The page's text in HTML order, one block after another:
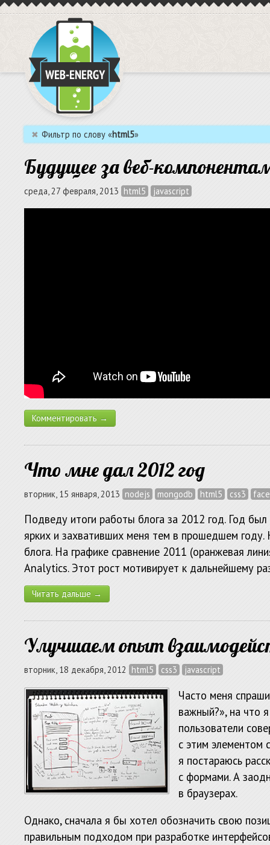
✖ Фильтр по слову «html5»
Будущее за веб-
среда, 27 февраля, 2013 html5 javascript
Комментировать →
Что мне дал 2012 год
вторник, 15 января, 2013 nodejs mongodb html5 css3
Подведу итоги работы блога за 2012 год. Год
ярких и захвативших меня тем в прошедшем году.
блога. На графике сравнение 2011 (оранжевая
Analytics. Этот рост мотивирует к дальнейшему
Читать дальше →
Улучшаем опыт
вторник, 18 декабря, 2012 html5 css3 javascript
Часто меня
важный?», на что
пользователи
с этим элементом
я постараюсь
с формами. А
в браузерах.
Однако, сначала я бы хотел обозначить свою
правильным подходом при разработке